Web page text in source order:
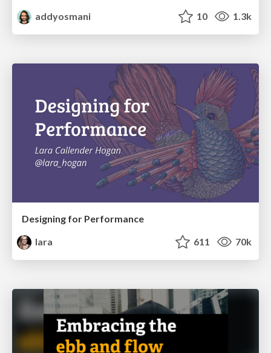
addyosmani
10 1.3k
Designing for Performance
lara
611 70k